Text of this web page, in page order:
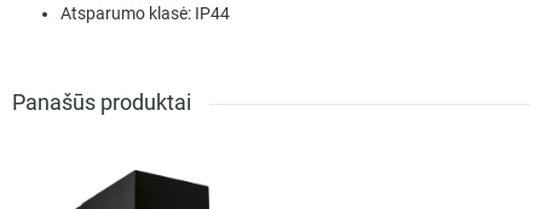
Atsparumo klasė: IP44
Panašūs produktai